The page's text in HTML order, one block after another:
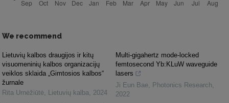
We recommend
Lietuvių kalbos draugijos ir kitų
visuomeninių kalbos organizacijų
veiklos sklaida „Gimtosios kalbos“
žurnale
Rita Urnėžiūtė Lietuvių kalba
2024
Multi-gigahertz mode-locked
femtosecond Yb:KLuW waveguide
lasers
Ji Eun Bae Photonics Research
2022